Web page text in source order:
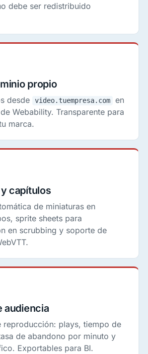
debe ser redistribuido
propio
desde video.tuempresa.com
en
Webability. Transparente para
marca.
capítulos
de miniaturas en
sprite sheets para
en scrubbing y soporte de
audiencia
reproducción: plays, tiempo de
de abandono por minuto y
Exportables para BI.